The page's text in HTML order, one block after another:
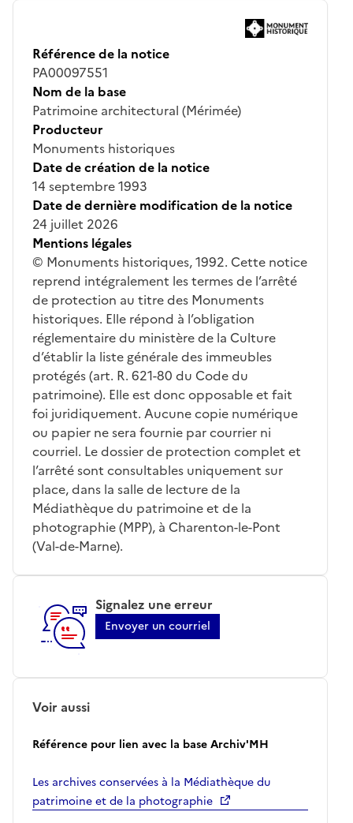
Référence de la notice
PA00097551
Nom de la base
Patrimoine architectural (Mérimée)
Producteur
Monuments historiques
Date de création de la notice
14 septembre 1993
Date de dernière modification de la notice
24 juillet 2026
Mentions légales
© Monuments historiques, 1992. Cette notice
reprend intégralement les termes de l’arrêté
de protection au titre des Monuments
historiques. Elle répond à l’obligation
réglementaire du ministère de la Culture
d’établir la liste générale des immeubles
protégés (art. R. 621-80 du Code du
patrimoine). Elle est donc opposable et fait
foi juridiquement. Aucune copie numérique
ou papier ne sera fournie par courrier ni
courriel. Le dossier de protection complet et
l’arrêté sont consultables uniquement sur
place, dans la salle de lecture de la
Médiathèque du patrimoine et de la
photographie (MPP), à Charenton-le-Pont
(Val-de-Marne).
Signalez une erreur
Envoyer un courriel
Voir aussi
Référence pour lien avec la base Archiv'MH
Les archives conservées à la Médiathèque du
patrimoine et de la photographie